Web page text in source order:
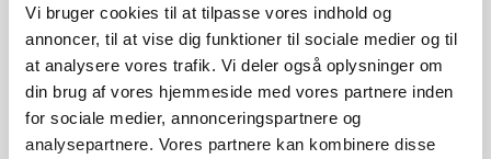
Vi bruger cookies til at tilpasse vores indhold og
annoncer, til at vise dig funktioner til sociale medier og til
at analysere vores trafik. Vi deler også oplysninger om
din brug af vores hjemmeside med vores partnere inden
for sociale medier, annonceringspartnere og
analysepartnere. Vores partnere kan kombinere disse
Nu hedder det hakket grisekød. Før hed det hakket
svinekød.